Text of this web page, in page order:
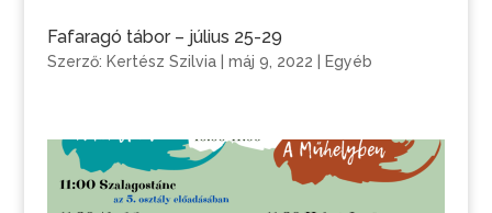
Fafaragó tábor – július 25-29
Szerző: Kertész Szilvia| máj 9, 2022 Egyéb